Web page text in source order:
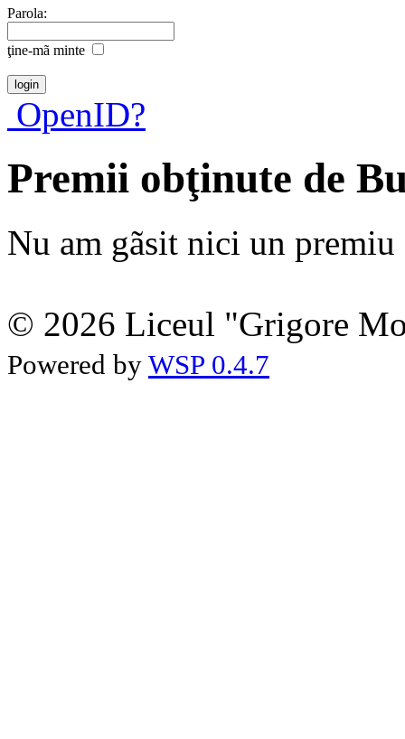
Parola:
ţine-mã minte
OpenID?
Premii obţinute de
Nu am gãsit nici un premiu
© 2026 Liceul "Grigore
Powered by WSP 0.4.7